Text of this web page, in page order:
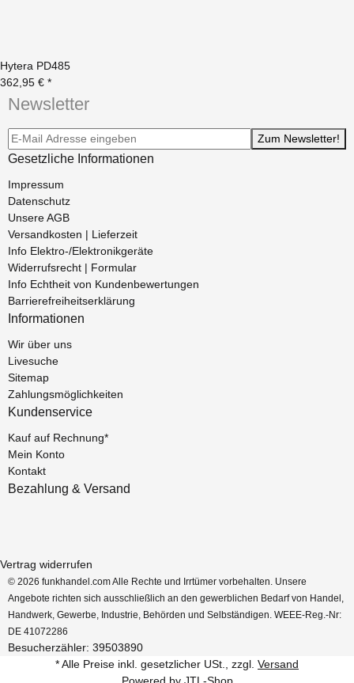
Hytera PD485
362,95 € *
Newsletter
Newsletter-Registrierung Zum Newsletter!
Gesetzliche Informationen
Impressum
Datenschutz
Unsere AGB
Versandkosten | Lieferzeit
Info Elektro-/Elektronikgeräte
Widerrufsrecht | Formular
Info Echtheit von Kundenbewertungen
Barrierefreiheitserklärung
Informationen
Wir über uns
Livesuche
Sitemap
Zahlungsmöglichkeiten
Kundenservice
Kauf auf Rechnung*
Mein Konto
Kontakt
Bezahlung & Versand
Vertrag widerrufen
© 2026 funkhandel.com Alle Rechte und Irrtümer vorbehalten. Unsere
Angebote richten sich ausschließlich an den gewerblichen Bedarf von Handel,
Handwerk, Gewerbe, Industrie, Behörden und Selbständigen. WEEE-Reg.-Nr:
DE 41072286
Besucherzähler: 39503890
* Alle Preise inkl. gesetzlicher USt., zzgl. Versand